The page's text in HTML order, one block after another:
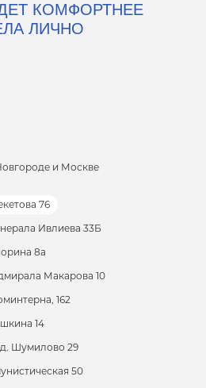
КОМФОРТНЕЕ
ЛИЧНО
и Москве
76
Ивлиева 33Б
8а
Макарова 10
162
14
д. Шумилово 29
50